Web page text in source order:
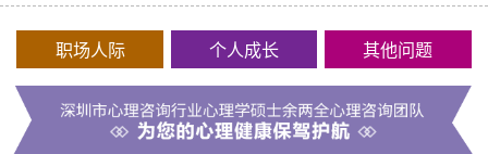
职场人际 个人成长 其他问题